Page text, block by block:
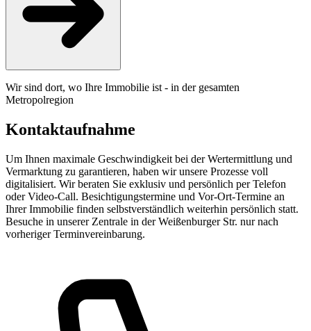
Wir sind dort, wo Ihre Immobilie ist - in der gesamten
Metropolregion
Kontaktaufnahme
Um Ihnen maximale Geschwindigkeit bei der Wertermittlung und
Vermarktung zu garantieren, haben wir unsere Prozesse voll
digitalisiert. Wir beraten Sie exklusiv und persönlich per Telefon
oder Video-Call. Besichtigungstermine und Vor-Ort-Termine an
Ihrer Immobilie finden selbstverständlich weiterhin persönlich statt.
Besuche in unserer Zentrale in der Weißenburger Str. nur nach
vorheriger Terminvereinbarung.